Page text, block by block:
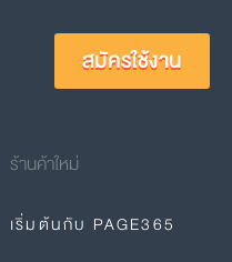
สมัครใช้งาน
ร้านค้าใหม่
เริ่มต้นกับ PAGE365